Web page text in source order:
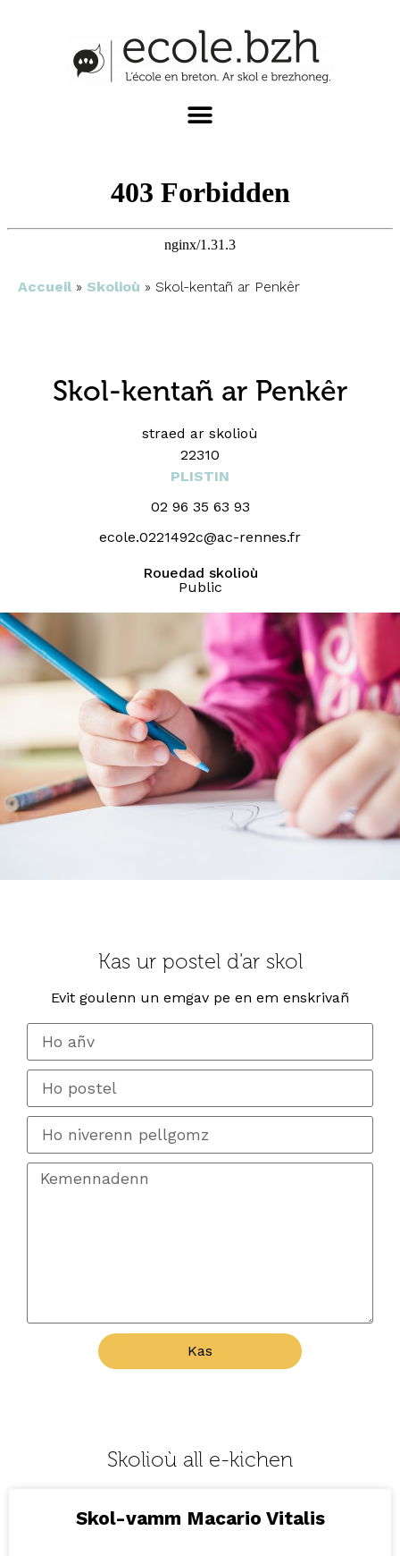
Accueil » Skolioù » Skol-kentañ ar Penkêr
Skol-kentañ ar Penkêr
straed ar skolioù
22310
PLISTIN
02 96 35 63 93
ecole.0221492c@ac-rennes.fr
Rouedad skolioù
Public
Kas ur postel d'ar skol
Evit goulenn un emgav pe en em enskrivañ
Kas
Skolioù all e-kichen
Skol-vamm Macario Vitalis